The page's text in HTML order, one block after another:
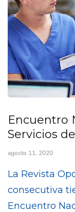
Encuentro
Servicios
agosto 11, 2020
La Revista
consecutiva
Encuentro